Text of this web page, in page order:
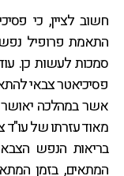
חשוב לציין, כי
התאמת פרופיל
סמכות לעשות כן.
פסיכיאטר צבאי
אשר במהלכה יאושר
מאוד עזרתו של עו"ד
בריאות הנפש
המתאים, בזמן